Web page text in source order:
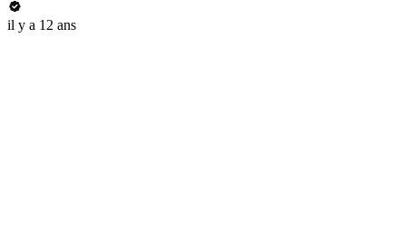
il y a 12 ans